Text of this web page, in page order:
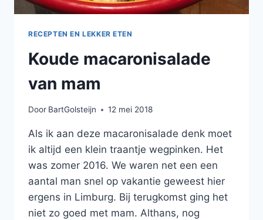
RECEPTEN EN LEKKER ETEN
Koude macaronisalade
van mam
Door BartGolsteijn 12 mei 2018
Als ik aan deze macaronisalade denk moet
ik altijd een klein traantje wegpinken. Het
was zomer 2016. We waren net een een
aantal man snel op vakantie geweest hier
ergens in Limburg. Bij terugkomst ging het
niet zo goed met mam. Althans, nog